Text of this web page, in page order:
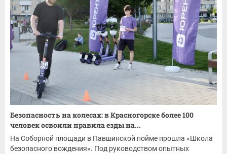
Безопасность на колесах: в Красногорске более 100
человек освоили правила езды на...
На Соборной площади в Павшинской пойме прошла «Школа
безопасного вождения». Под руководством опытных